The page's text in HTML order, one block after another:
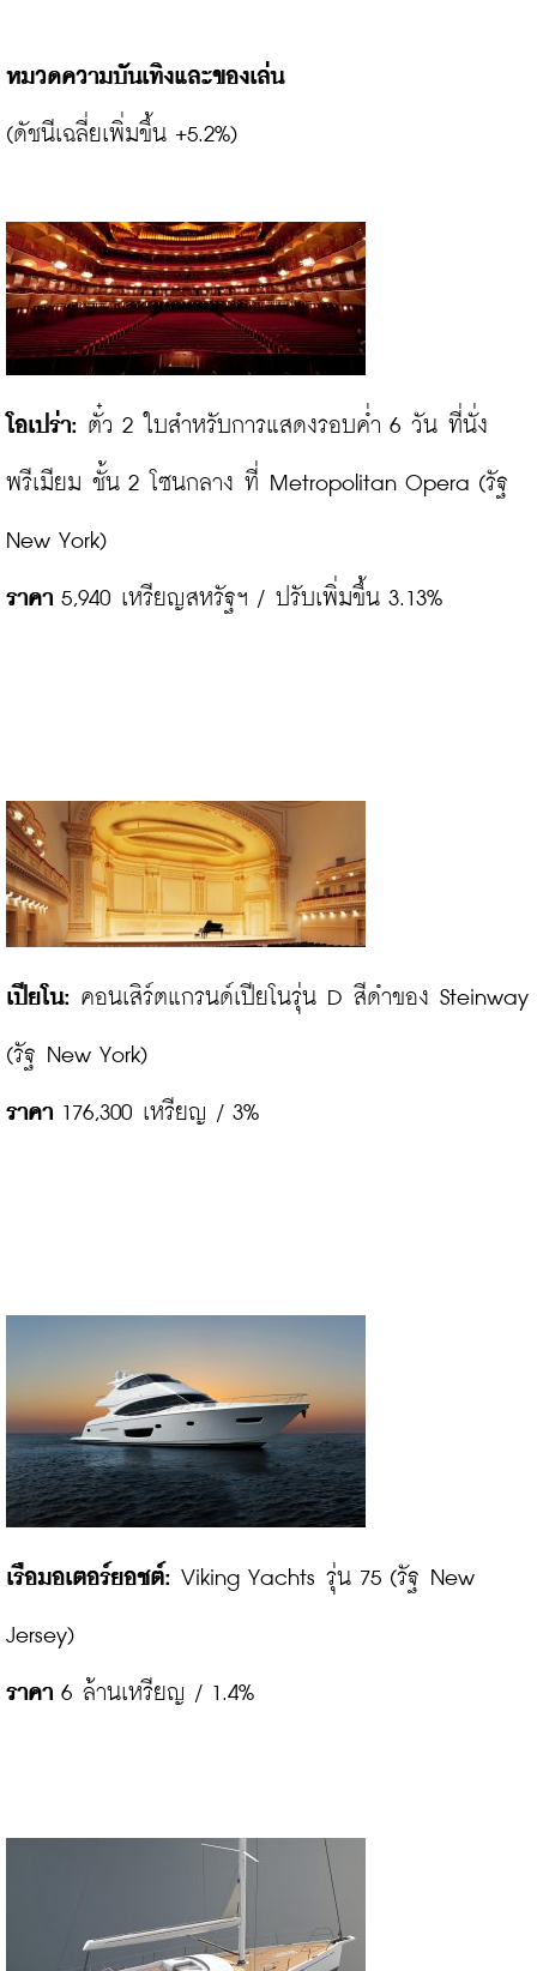
หมวดความบันเทิงและของเล่น
(ดัชนีเฉลี่ยเพิ่มขึ้น +5.2%)
โอเปร่า: ตั๋ว 2 ใบสำหรับการแสดงรอบค่ำ 6 วัน ที่นั่ง
พรีเมียม ชั้น 2 โซนกลาง ที่ Metropolitan Opera (รัฐ
ราคา 5,940 เหรียญสหรัฐฯ / ปรับเพิ่มขึ้น 3.13%
เปียโน: คอนเสิร์ตแกรนด์เปียโนรุ่น D สีดำของ Steinway
ราคา 176,300 เหรียญ / 3%
เรือมอเตอร์ยอชต์: Viking Yachts รุ่น 75 (รัฐ New
ราคา 6 ล้านเหรียญ / 1.4%